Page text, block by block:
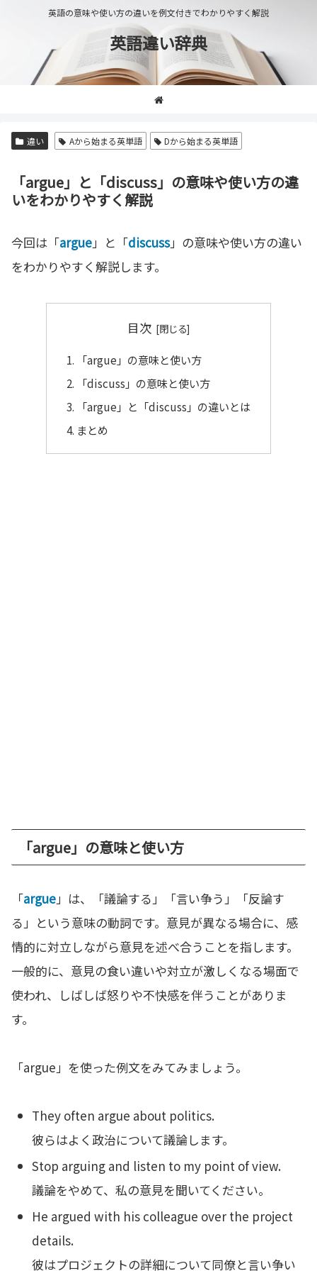
英語の意味や使い方の違いを例文付きでわかりやすく解説
英語違い辞典
違い Aから始まる英単語 Dから始まる英単語
「argue」と「discuss」の意味や使い方の違
いをわかりやすく解説
今回は「argue」と「discuss」の意味や使い方の違い
をわかりやすく解説します。
目次
「argue」の意味と使い方
「discuss」の意味と使い方
「argue」と「discuss」の違いとは
まとめ
「argue」の意味と使い方
「argue」は、「議論する」「言い争う」「反論す
る」という意味の動詞です。意見が異なる場合に、感
情的に対立しながら意見を述べ合うことを指します。
一般的に、意見の食い違いや対立が激しくなる場面で
使われ、しばしば怒りや不快感を伴うことがありま
す。
「argue」を使った例文をみてみましょう。
They often argue about politics.
彼らはよく政治について議論します。
Stop arguing and listen to my point of view.
議論をやめて、私の意見を聞いてください。
He argued with his colleague over the project
details.
彼はプロジェクトの詳細について同僚と言い争い